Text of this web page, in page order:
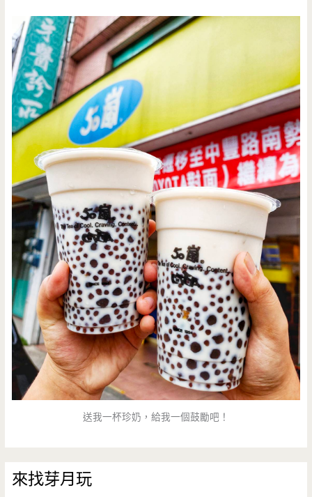
飽/
蕃
茄
馬
鈴
薯
排
骨
湯/
國
2
交
流
道/
排
國
送我一杯珍奶，給我一個鼓勵吧！
來找芽月玩